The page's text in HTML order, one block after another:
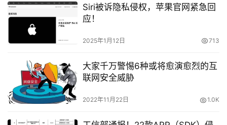
Siri被诉隐私侵权，苹果官网紧急回
应！
2025年1月12日 713
大家千万警惕6种或将愈演愈烈的互
联网安全威胁
2022年11月22日 1.0K